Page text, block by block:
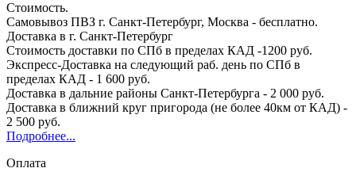
Стоимость.
Самовывоз ПВЗ г. Санкт-Петербург, Москва - бесплатно.
Доставка в г. Санкт-Петербург
Стоимость доставки по СПб в пределах КАД -1200 руб.
Экспресс-Доставка на следующий раб. день по СПб в
пределах КАД - 1 600 руб.
Доставка в дальние районы Санкт-Петербурга - 2 000 руб.
Доставка в ближний круг пригорода (не более 40км от КАД) -
2 500 руб.
Подробнее...
Оплата